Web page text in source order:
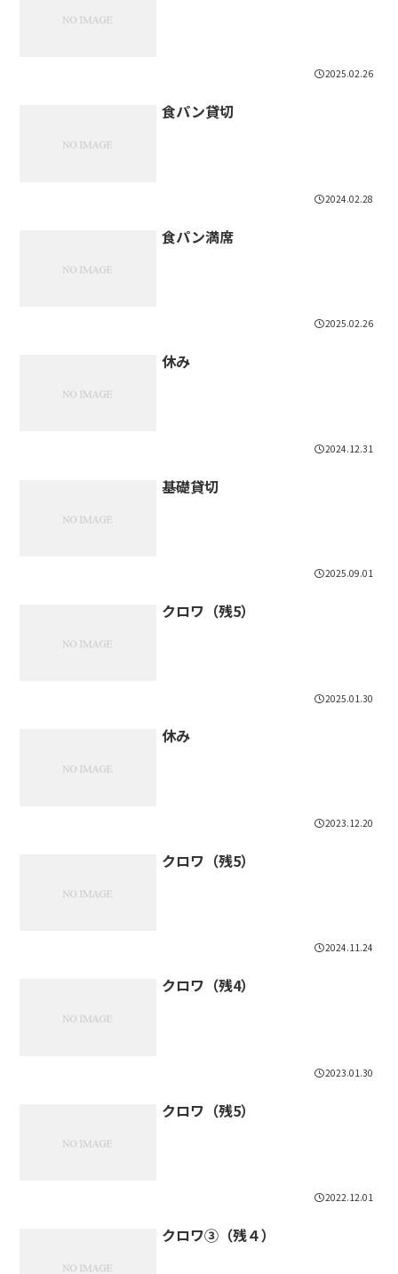
2025.02.26
食パン貸切
2024.02.28
食パン満席
2025.02.26
休み
2024.12.31
基礎貸切
2025.09.01
クロワ（残5）
2025.01.30
休み
2023.12.20
クロワ（残5）
2024.11.24
クロワ（残4）
2023.01.30
クロワ（残5）
2022.12.01
クロワ③（残４）